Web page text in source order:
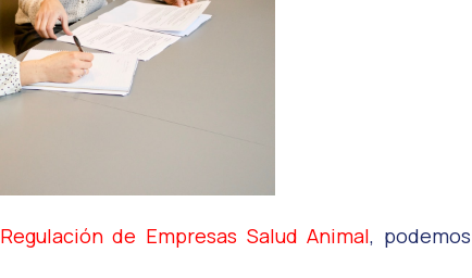
Regulación de Empresas Salud Animal, podemos